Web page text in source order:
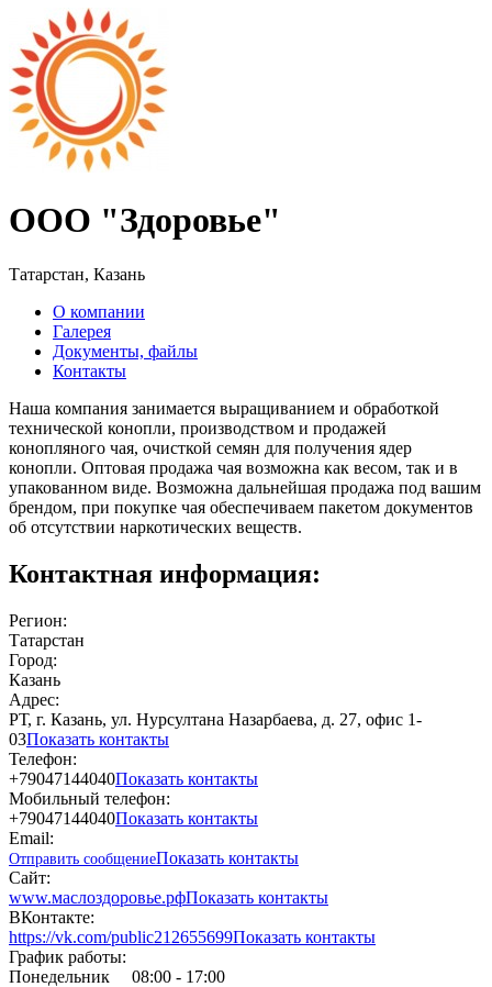
ООО "Здоровье"
Татарстан, Казань
О компании
Галерея
Документы, файлы
Контакты
Наша компания занимается выращиванием и обработкой
технической конопли, производством и продажей
конопляного чая, очисткой семян для получения ядер
конопли. Оптовая продажа чая возможна как весом, так и в
упакованном виде. Возможна дальнейшая продажа под вашим
брендом, при покупке чая обеспечиваем пакетом документов
об отсутствии наркотических веществ.
Контактная информация:
Регион:
Татарстан
Город:
Казань
Адрес:
РТ, г. Казань, ул. Нурсултана Назарбаева, д. 27, офис 1-
03Показать контакты
Телефон:
+79047144040Показать контакты
Мобильный телефон:
+79047144040Показать контакты
Email:
Отправить сообщениеПоказать контакты
Сайт:
www.маслоздоровье.рфПоказать контакты
ВКонтакте:
https://vk.com/public212655699Показать контакты
График работы:
Понедельник
08:00 - 17:00